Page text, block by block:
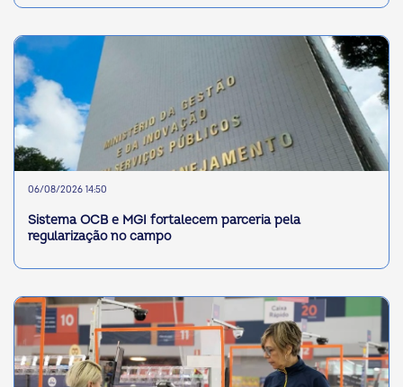
06/08/2026 14:50
Sistema OCB e MGI fortalecem parceria pela
regularização no campo